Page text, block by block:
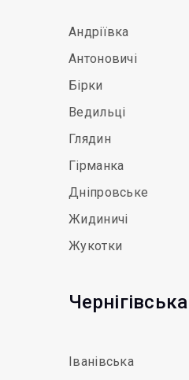
Андріївка
Антоновичі
Бірки
Ведильці
Глядин
Гірманка
Дніпровське
Жидиничі
Жукотки
Іванівська